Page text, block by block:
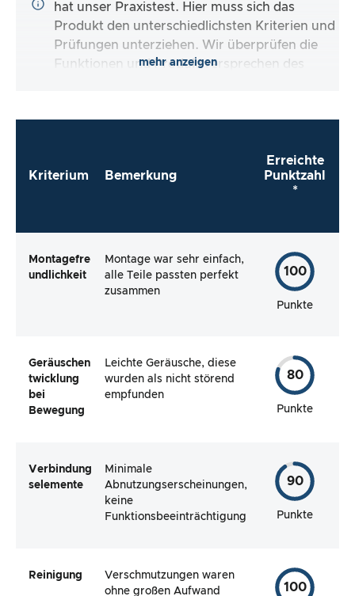
hat unser Praxistest. Hier muss sich das
Produkt den unterschiedlichsten Kriterien und
Prüfungen unterziehen. Wir überprüfen die
Funktionen und Produktversprechen des
mehr anzeigen
Kriterium Bemerkung
Erreichte
Punktzahl
*
Montagefre
undlichkeit
Montage war sehr einfach,
alle Teile passten perfekt
zusammen
100
Punkte
Geräuschen
twicklung
bei
Bewegung
Leichte Geräusche, diese
wurden als nicht störend
empfunden
80
Punkte
Verbindung
selemente
Minimale
Abnutzungserscheinungen,
keine
Funktionsbeeinträchtigung
90
Punkte
Reinigung
Verschmutzungen waren
ohne großen Aufwand
100